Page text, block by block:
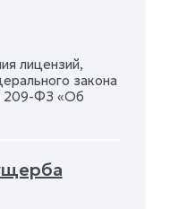
лицензий,
закона
209-ФЗ «Об